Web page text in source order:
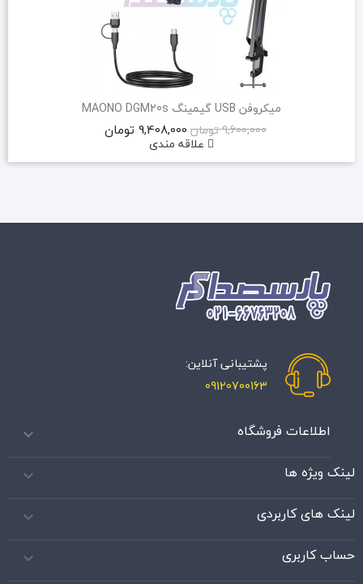
میکروفن USB گیمینگ MAONO DGM20s
9,600,000 تومان
9,408,000 تومان
علاقه مندی
پشتیبانی آنلاین:
09120700163
اطلاعات فروشگاه 
لینک ویژه ها 
لینک های کاربردی 
حساب کاربری 